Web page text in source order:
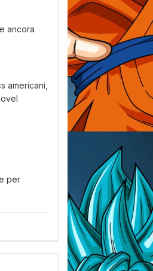
ancora
americani,
per